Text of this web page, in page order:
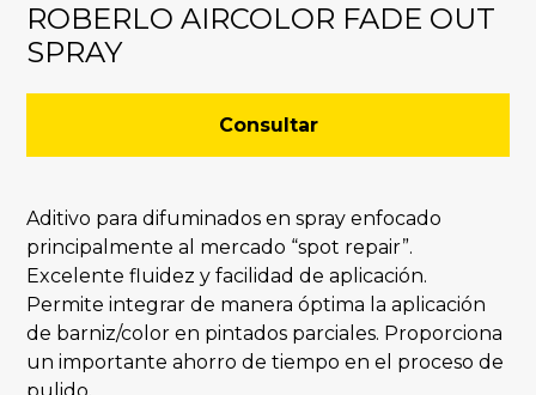
ROBERLO AIRCOLOR FADE OUT
SPRAY
Consultar
Aditivo para difuminados en spray enfocado
principalmente al mercado “spot repair”.
Excelente fluidez y facilidad de aplicación.
Permite integrar de manera óptima la aplicación
de barniz/color en pintados parciales. Proporciona
un importante ahorro de tiempo en el proceso de